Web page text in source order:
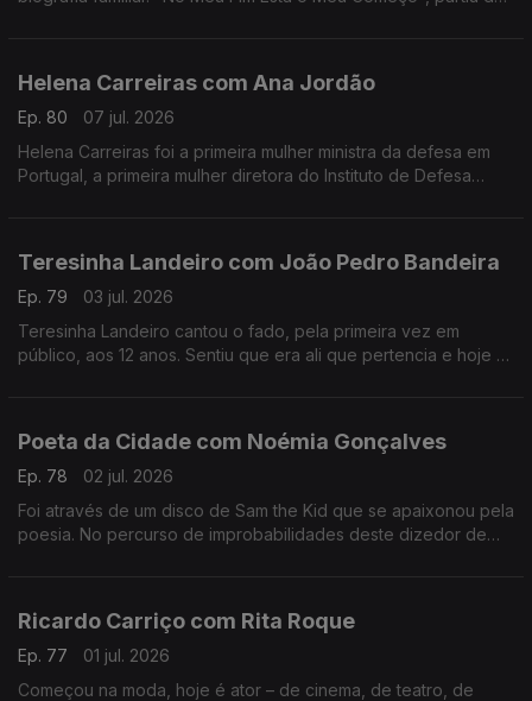
Helena Carreiras com Ana Jordão
Ep. 80
07 jul. 2026
Helena Carreiras foi a primeira mulher ministra da defesa em
Portugal, a primeira mulher diretora do Instituto de Defesa
Teresinha Landeiro com João Pedro Bandeira
Ep. 79
03 jul. 2026
Teresinha Landeiro cantou o fado, pela primeira vez em
público, aos 12 anos. Sentiu que era ali que pertencia e hoje é
Poeta da Cidade com Noémia Gonçalves
Ep. 78
02 jul. 2026
Foi através de um disco de Sam the Kid que se apaixonou pela
poesia. No percurso de improbabilidades deste dizedor de
Ricardo Carriço com Rita Roque
Ep. 77
01 jul. 2026
Começou na moda, hoje é ator – de cinema, de teatro, de